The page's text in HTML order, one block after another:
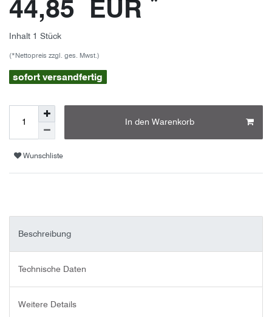
44,85 EUR
Inhalt 1 Stück
(*Nettopreis zzgl. ges. Mwst.)
sofort versandfertig
In den Warenkorb
Wunschliste
Beschreibung
Technische Daten
Weitere Details